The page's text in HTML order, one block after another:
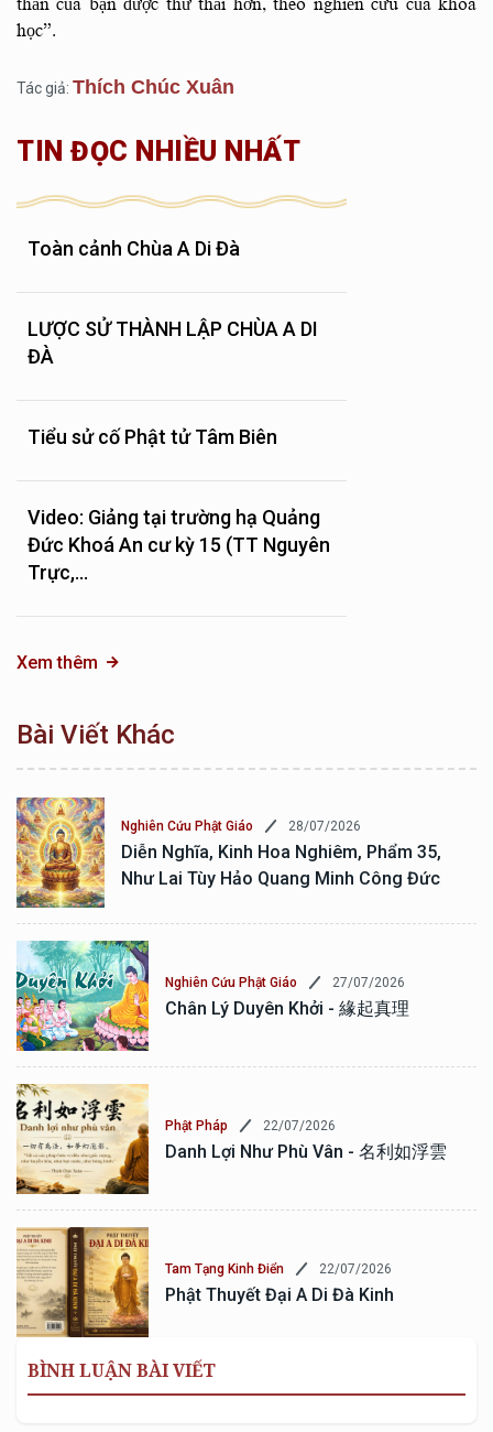
học”.
Tác giả: Thích Chúc Xuân
TIN ĐỌC NHIỀU NHẤT
Toàn cảnh Chùa A Di Đà
LƯỢC SỬ THÀNH LẬP CHÙA A DI
ĐÀ
Tiểu sử cố Phật tử Tâm Biên
Video: Giảng tại trường hạ Quảng
Đức Khoá An cư kỳ 15 (TT Nguyên
Trực,...
Xem thêm
Bài Viết Khác
Nghiên Cứu Phật Giáo 28/07/2026
Diễn Nghĩa, Kinh Hoa Nghiêm, Phẩm 35,
Như Lai Tùy Hảo Quang Minh Công Đức
Nghiên Cứu Phật Giáo 27/07/2026
Chân Lý Duyên Khởi - 緣起真理
Phật Pháp 22/07/2026
Danh Lợi Như Phù Vân - 名利如浮雲
Tam Tạng Kinh Điển 22/07/2026
Phật Thuyết Đại A Di Đà Kinh
BÌNH LUẬN BÀI VIẾT